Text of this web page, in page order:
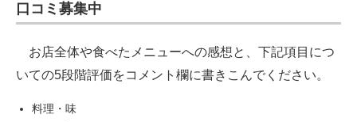
口コミ募集中
お店全体や食べたメニューへの感想と、下記項目につ
いての5段階評価をコメント欄に書きこんでください。
料理・味